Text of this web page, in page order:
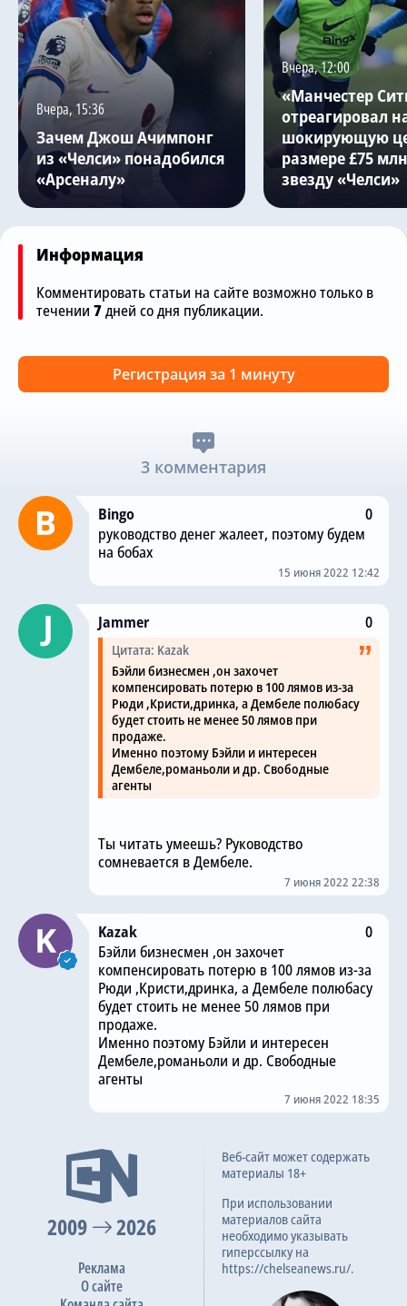
Вчера, 15:36
Зачем Джош Ачимпонг
из «Челси» понадобился
«Арсеналу»
Вчера, 12:00
«Манчестер
отреагировал
шокирующую
размере £75
звезду «Челси»
Информация
Комментировать статьи на сайте возможно только в
течении 7дней со дня публикации.
Регистрация за 1 минуту
3 комментария
Bingo
0
руководство денег жалеет, поэтому будем
на бобах
15 июня 2022 12:42
Jammer 0
Цитата: Kazak
Бэйли бизнесмен ,он захочет
компенсировать потерю в 100 лямов из-за
Рюди ,Кристи,дринка, а Дембеле полюбасу
будет стоить не менее 50 лямов при
продаже.
Именно поэтому Бэйли и интересен
Дембеле,романьоли и др. Свободные
агенты
Ты читать умеешь? Руководство
сомневается в Дембеле.
7 июня 2022 22:38
Kazak
0
Бэйли бизнесмен ,он захочет
компенсировать потерю в 100 лямов из-за
Рюди ,Кристи,дринка, а Дембеле полюбасу
будет стоить не менее 50 лямов при
продаже.
Именно поэтому Бэйли и интересен
Дембеле,романьоли и др. Свободные
агенты
7 июня 2022 18:35
2009 2026
Реклама
О сайте
Веб-сайт может содержать
материалы 18+
При использовании
материалов сайта
необходимо указывать
гиперссылку на
https://chelseanews.ru/.